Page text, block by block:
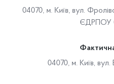
04070, м. Київ, вул.
ЄДРПОУ
04070, м. Київ, вул.